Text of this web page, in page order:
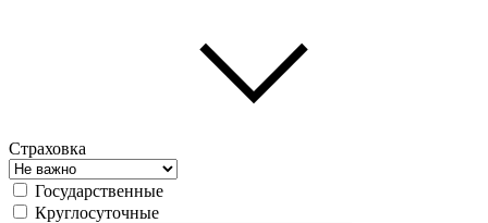
Страховка
Государственные
Круглосуточные